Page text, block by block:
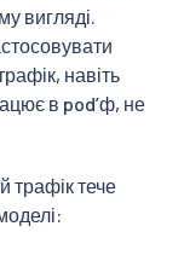
вигляді.
навіть
в podʼф, не
трафік тече